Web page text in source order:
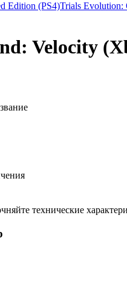
Edition (PS4)Trials
Velocity
технические